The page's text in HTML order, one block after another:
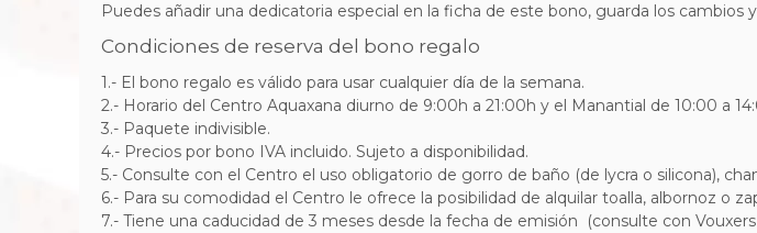
Puedes añadir una dedicatoria especial en la ficha de este bono, guarda los cambios
Condiciones de reserva del bono regalo
1.- El bono regalo es válido para usar cualquier día de la semana.
2.- Horario del Centro Aquaxana diurno de 9:00h a 21:00h y el Manantial de 10:00 a
3.- Paquete indivisible.
4.- Precios por bono IVA incluido. Sujeto a disponibilidad.
5.- Consulte con el Centro el uso obligatorio de gorro de baño (de lycra o silicona),
6.- Para su comodidad el Centro le ofrece la posibilidad de alquilar toalla, albornoz o
7.- Tiene una caducidad de 3 meses desde la fecha de emisión (consulte con